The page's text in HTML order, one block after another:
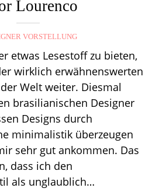
Lourenco
VORSTELLUNG
etwas Lesestoff zu bieten,
wirklich erwähnenswerten
Welt weiter. Diesmal
brasilianischen Designer
Designs durch
minimalistik überzeugen
sehr gut ankommen. Das
dass ich den
als unglaublich…